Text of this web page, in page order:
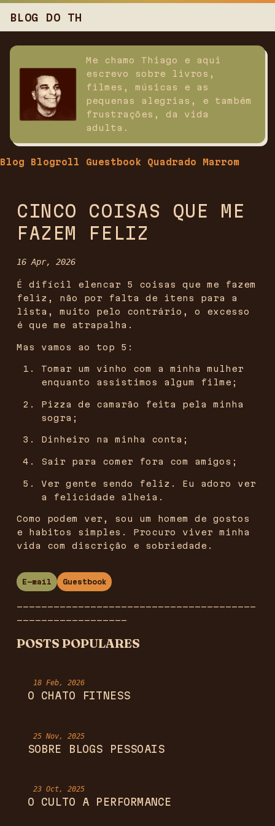
BLOG DO TH
Me chamo Thiago e aqui
escrevo sobre livros,
filmes, músicas e as
pequenas alegrias, e também
frustrações, da vida
adulta.
Blog Blogroll Guestbook Quadrado Marrom
CINCO COISAS QUE ME
FAZEM FELIZ
16 Apr, 2026
É difícil elencar 5 coisas que me fazem
feliz, não por falta de itens para a
lista, muito pelo contrário, o excesso
é que me atrapalha.
Mas vamos ao top 5:
Tomar um vinho com a minha mulher
enquanto assistimos algum filme;
Pizza de camarão feita pela minha
sogra;
Dinheiro na minha conta;
Sair para comer fora com amigos;
Ver gente sendo feliz. Eu adoro ver
a felicidade alheia.
Como podem ver, sou um homem de gostos
e habitos simples. Procuro viver minha
vida com discrição e sobriedade.
E-mail Guestbook
POSTS POPULARES
18 Feb, 2026
O CHATO FITNESS
25 Nov, 2025
SOBRE BLOGS PESSOAIS
23 Oct, 2025
O CULTO A PERFORMANCE